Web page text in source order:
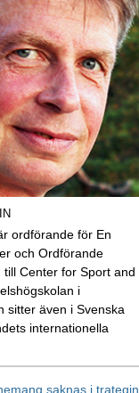
ordförande för En
och Ordförande
till Center for Sport and
i
sitter även i Svenska
internationella
saknas i trategin